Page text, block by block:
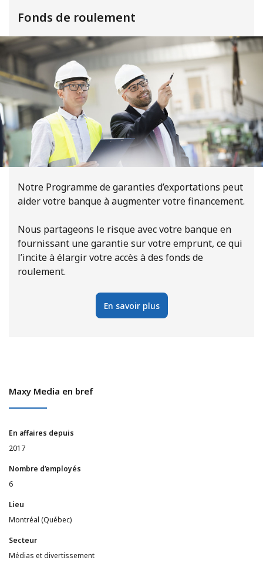
Fonds de roulement
Notre Programme de garanties d’exportations peut
aider votre banque à augmenter votre financement.
Nous partageons le risque avec votre banque en
fournissant une garantie sur votre emprunt, ce qui
l’incite à élargir votre accès à des fonds de
roulement.
En savoir plus
Maxy Media en bref
En affaires depuis
2017
Nombre d’employés
6
Lieu
Montréal (Québec)
Secteur
Médias et divertissement